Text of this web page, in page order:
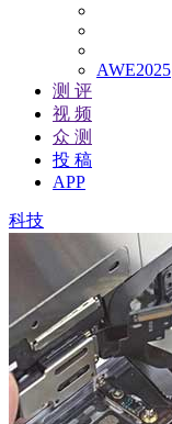
AWE2025
测 评
视 频
众 测
投 稿
APP
科技